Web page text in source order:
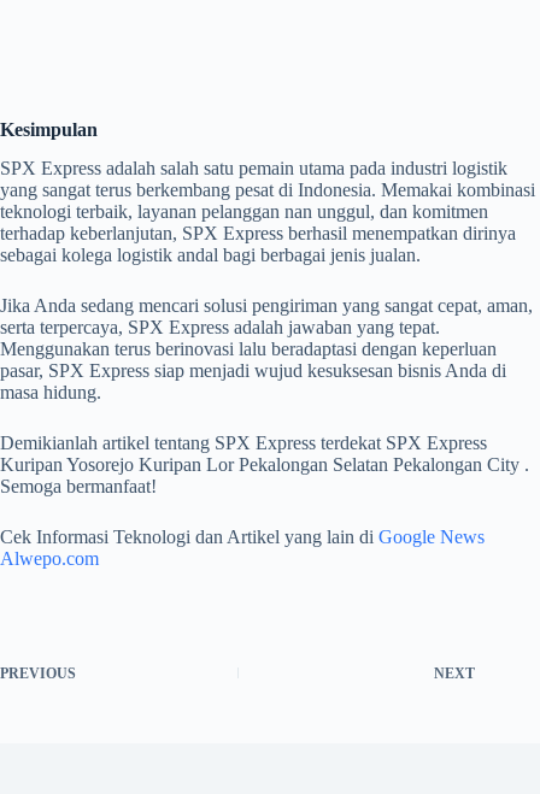
Kesimpulan
SPX Express adalah salah satu pemain utama pada industri logistik
yang sangat terus berkembang pesat di Indonesia. Memakai kombinasi
teknologi terbaik, layanan pelanggan nan unggul, dan komitmen
terhadap keberlanjutan, SPX Express berhasil menempatkan dirinya
sebagai kolega logistik andal bagi berbagai jenis jualan.
Jika Anda sedang mencari solusi pengiriman yang sangat cepat, aman,
serta terpercaya, SPX Express adalah jawaban yang tepat.
Menggunakan terus berinovasi lalu beradaptasi dengan keperluan
pasar, SPX Express siap menjadi wujud kesuksesan bisnis Anda di
masa hidung.
Demikianlah artikel tentang SPX Express terdekat SPX Express
Kuripan Yosorejo Kuripan Lor Pekalongan Selatan Pekalongan City .
Semoga bermanfaat!
Cek Informasi Teknologi dan Artikel yang lain di Google News
Alwepo.com
PREVIOUS NEXT